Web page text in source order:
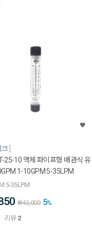
크
25-10 액체 파이프형 배관식 유
1-10GPM 5-35LPM
5-35LPM
₩43,000 5%
리뷰 2